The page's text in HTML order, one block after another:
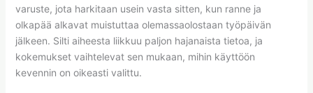
varuste, jota harkitaan usein vasta sitten, kun ranne ja
olkapää alkavat muistuttaa olemassaolostaan työpäivän
jälkeen. Silti aiheesta liikkuu paljon hajanaista tietoa, ja
kokemukset vaihtelevat sen mukaan, mihin käyttöön
kevennin on oikeasti valittu.